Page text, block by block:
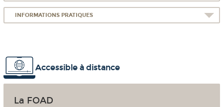
INFORMATIONS PRATIQUES
Accessible à distance
La FOAD